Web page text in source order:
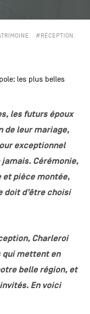
#RÉCEPTION
les plus belles
les futurs époux
de leur mariage,
exceptionnel
jamais. Cérémonie,
et pièce montée,
doit d’être choisi
Charleroi
qui mettent en
belle région, et
En voici